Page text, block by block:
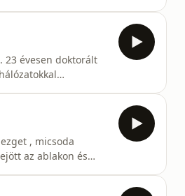
23 évesen doktorált
, micsoda
az ablakon és